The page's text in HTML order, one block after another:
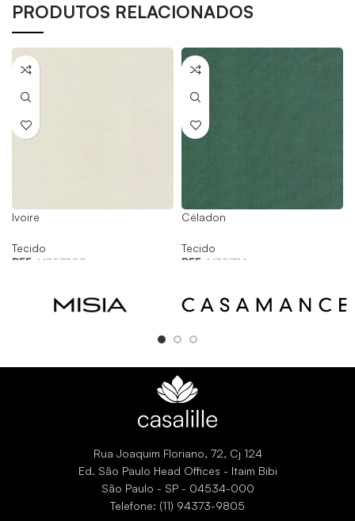
PRODUTOS RELACIONADOS
Ivoire
Tecido
REF: M357307
Céladon
Tecido
REF: M357114
Rua Joaquim Floriano, 72, Cj 124
Ed. São Paulo Head Offices - Itaim Bibi
São Paulo - SP - 04534-000
Telefone: (11) 94373-9805